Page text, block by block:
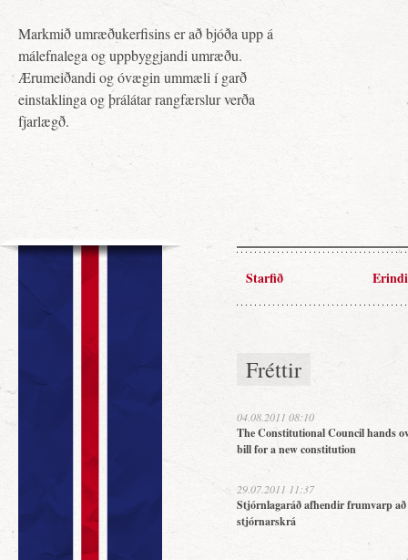
Markmið umræðukerfisins er að bjóða upp á
málefnalega og uppbyggjandi umræðu.
Ærumeiðandi og óvægin ummæli í garð
einstaklinga og þrálátar rangfærslur verða
fjarlægð.
Starfið Erindi
Fréttir
04.08.2011 08:10
The Constitutional Council hands
bill for a new constitution
29.07.2011 11:37
Stjórnlagaráð afhendir frumvarp
stjórnarskrá